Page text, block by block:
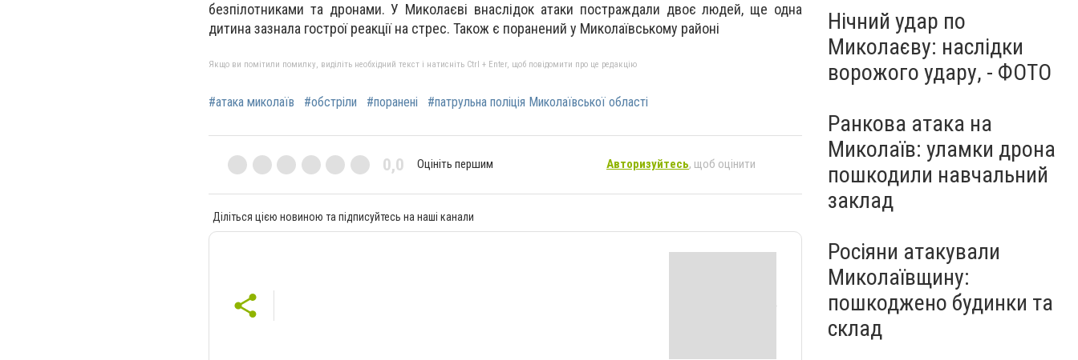
безпілотниками та дронами. У Миколаєві внаслідок атаки постраждали двоє людей, ще одна
дитина зазнала гострої реакції на стрес. Також є поранений у Миколаївському районі
Якщо ви помітили помилку, виділіть необхідний текст і натисніть Ctrl + Enter, щоб повідомити про це редакцію
#атака миколаїв #обстріли #поранені #патрульна поліція Миколаївської області
0,0 Оцініть першим Авторизуйтесь, щоб оцінити
Діліться цією новиною та підписуйтесь на наші канали
Нічний удар по
Миколаєву: наслідки
ворожого удару, - ФОТО
Ранкова атака на
Миколаїв: уламки дрона
пошкодили навчальний
заклад
Росіяни атакували
Миколаївщину:
пошкоджено будинки та
склад